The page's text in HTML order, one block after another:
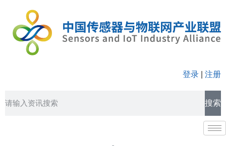
登录 注册
搜索